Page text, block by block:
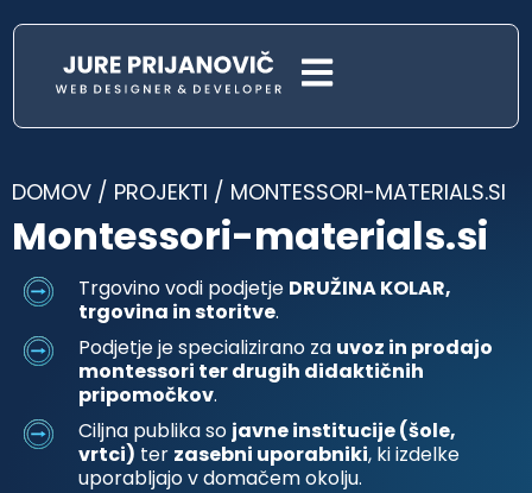
DOMOV / PROJEKTI / MONTESSORI-MATERIALS.SI
Montessori-materials.si
Trgovino vodi podjetje DRUŽINA KOLAR,
trgovina in storitve.
Podjetje je specializirano za uvoz in prodajo
montessori ter drugih didaktičnih
pripomočkov.
Ciljna publika so javne institucije (šole,
vrtci) ter zasebni uporabniki, ki izdelke
uporabljajo v domačem okolju.